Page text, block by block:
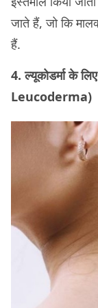
जाते हैं, जो कि
हैं.
4. ल्यूकोडर्मा के
Leucoderma)